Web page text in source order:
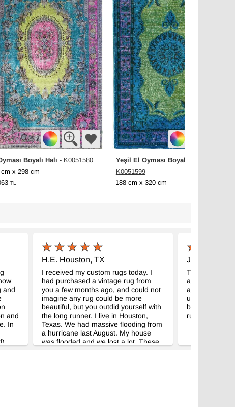
Boyalı Halı - K0051580
cm x 298 cm
TL
Yeşil El Oyması Boyalı Halı
K0051599
188 cm x 320 cm
and
and
In
H.E. Houston, TX
I received my custom rugs today. I
had purchased a vintage rug from
you a few months ago, and could not
imagine any rug could be more
beautiful, but you outdid yourself with
the long runner. I live in Houston,
Texas. We had massive flooding from
a hurricane last August. My house
was flooded and we lost a lot. These
J.B. Tokyo,
The rugs
after shipping
are beautiful.
using them
back again in
rugs...